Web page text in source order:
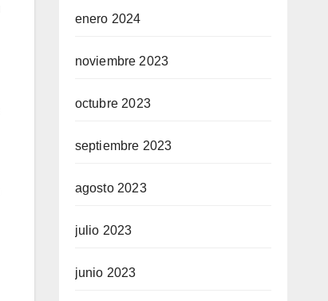
enero 2024
noviembre 2023
octubre 2023
septiembre 2023
agosto 2023
julio 2023
junio 2023